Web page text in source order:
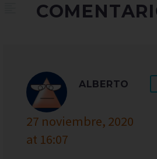
ALBERTO
27 noviembre, 2020
at 16:07